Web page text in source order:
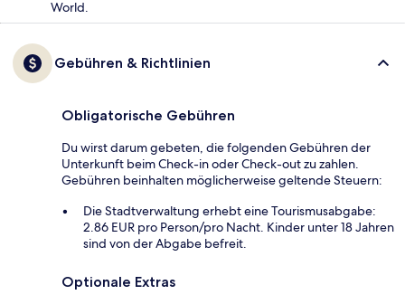
World.
Gebühren & Richtlinien
Obligatorische Gebühren
Du wirst darum gebeten, die folgenden Gebühren der
Unterkunft beim Check-in oder Check-out zu zahlen.
Gebühren beinhalten möglicherweise geltende Steuern:
Die Stadtverwaltung erhebt eine Tourismusabgabe:
2.86 EUR pro Person/pro Nacht. Kinder unter 18 Jahren
sind von der Abgabe befreit.
Optionale Extras